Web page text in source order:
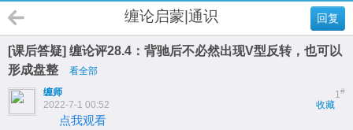
回复
缠论启蒙|通识
[课后答疑] 缠论评28.4：背驰后不必然出现V型反转，也可以
形成盘整
看全部
1#
缠师
收藏
2022-7-1 00:52
点我观看